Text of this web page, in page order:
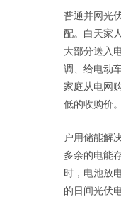
普通并网光
配。白天家
大部分送入
调、给电动
家庭从电网
低的收购价。
户用储能解
多余的电能
时，电池放
的日间光伏